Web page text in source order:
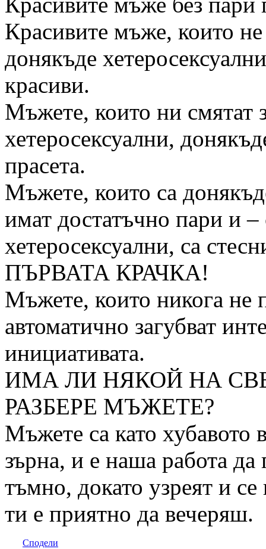
Красивите мъже, които
донякъде
красиви.
Мъжете, които ни смятат
хетеросексуални,
прасета.
Мъжете, които са
имат достатъчно пари и –
хетеросексуални, са
ПЪРВАТА КРАЧКА!
Мъжете, които никога не
автоматично загубват
инициативата.
ИМА ЛИ НЯКОЙ НА
РАЗБЕРЕ МЪЖЕТЕ?
Мъжете са като хубавото
зърна, и е наша работа
тъмно, докато узреят и
ти е приятно да вечеряш.
Сподели